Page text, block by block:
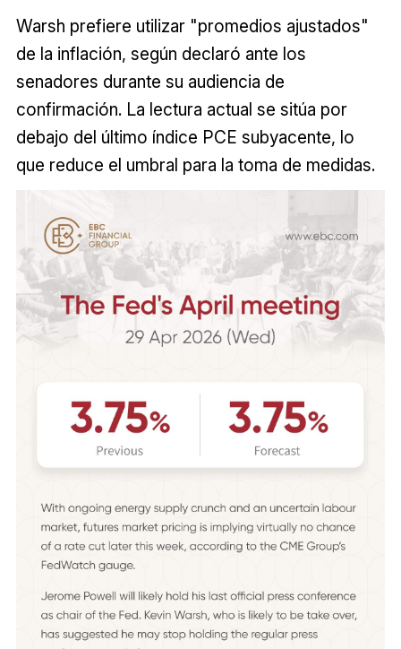
Warsh prefiere utilizar "promedios ajustados"
de la inflación, según declaró ante los
senadores durante su audiencia de
confirmación. La lectura actual se sitúa por
debajo del último índice PCE subyacente, lo
que reduce el umbral para la toma de medidas.